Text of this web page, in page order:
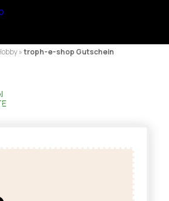
»troph-e-shop Gutschein